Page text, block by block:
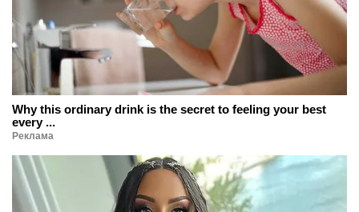
Why this ordinary drink is the secret to feeling your best
every ...
Реклама